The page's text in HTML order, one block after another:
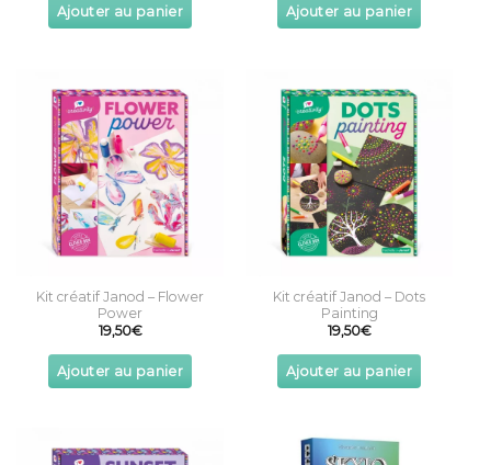
Ajouter au panier Ajouter au panier
Kit créatif Janod – Flower
Power
19,50€
Ajouter au panier
Kit créatif Janod – Dots
Painting
19,50€
Ajouter au panier